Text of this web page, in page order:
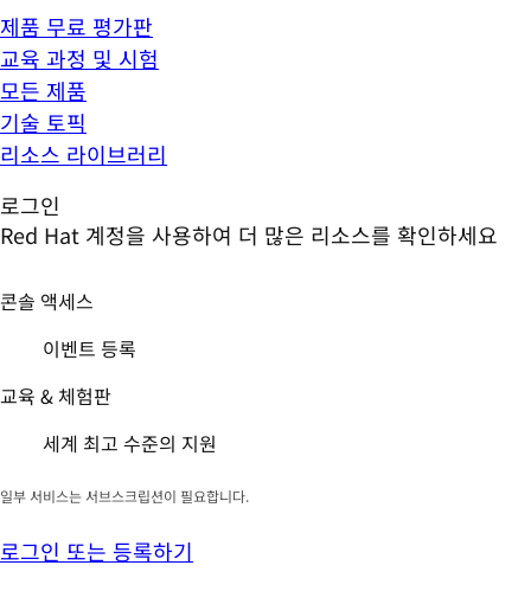
제품 무료 평가판
교육 과정 및 시험
모든 제품
기술 토픽
리소스 라이브러리
로그인
Red Hat 계정을 사용하여 더 많은 리소스를 확인하세요
콘솔 액세스
이벤트 등록
교육 & 체험판
세계 최고 수준의 지원
일부 서비스는 서브스크립션이 필요합니다.
로그인 또는 등록하기